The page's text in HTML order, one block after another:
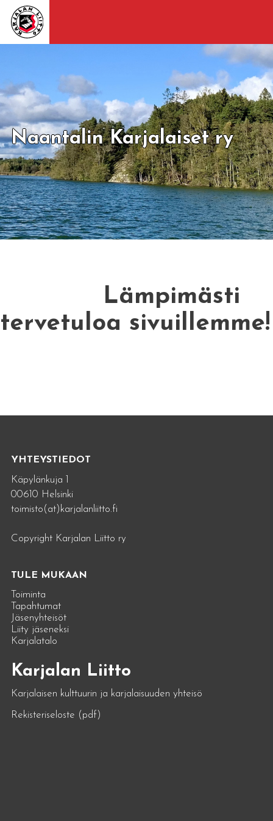
Naantalin Karjalaiset ry
Lämpimästi
tervetuloa sivuillemme!
YHTEYSTIEDOT
Käpylänkuja 1
00610 Helsinki
toimisto(at)karjalanliitto.fi
Copyright Karjalan Liitto ry
TULE MUKAAN
Toiminta
Tapahtumat
Jäsenyhteisöt
Liity jäseneksi
Karjalatalo
Karjalan Liitto
Karjalaisen kulttuurin ja karjalaisuuden yhteisö
Rekisteriseloste (pdf)